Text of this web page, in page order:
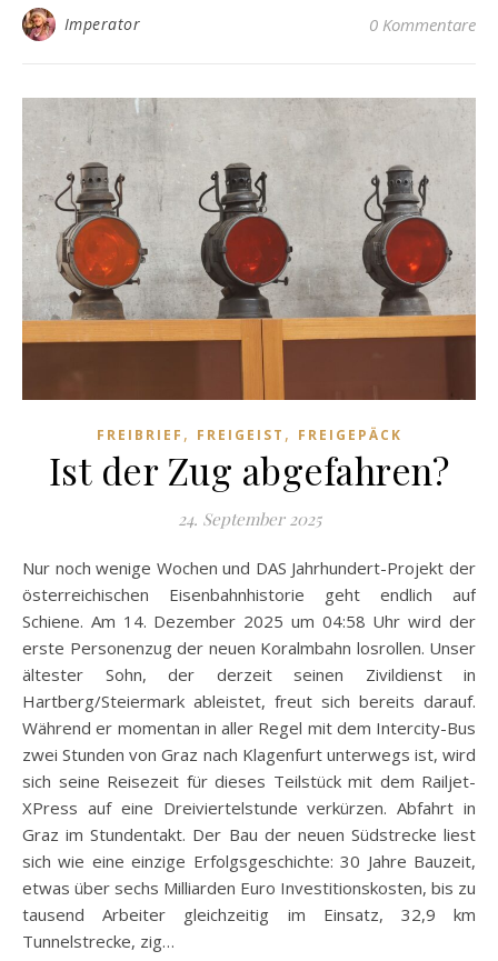
Imperator 0 Kommentare
FREIBRIEF , FREIGEIST , FREIGEPÄCK
Ist der Zug abgefahren?
24. September 2025
Nur noch wenige Wochen und DAS Jahrhundert-Projekt der
österreichischen Eisenbahnhistorie geht endlich auf
Schiene. Am 14. Dezember 2025 um 04:58 Uhr wird der
erste Personenzug der neuen Koralmbahn losrollen. Unser
ältester Sohn, der derzeit seinen Zivildienst in
Hartberg/Steiermark ableistet, freut sich bereits darauf.
Während er momentan in aller Regel mit dem Intercity-Bus
zwei Stunden von Graz nach Klagenfurt unterwegs ist, wird
sich seine Reisezeit für dieses Teilstück mit dem Railjet-
XPress auf eine Dreiviertelstunde verkürzen. Abfahrt in
Graz im Stundentakt. Der Bau der neuen Südstrecke liest
sich wie eine einzige Erfolgsgeschichte: 30 Jahre Bauzeit,
etwas über sechs Milliarden Euro Investitionskosten, bis zu
tausend Arbeiter gleichzeitig im Einsatz, 32,9 km
Tunnelstrecke, zig…